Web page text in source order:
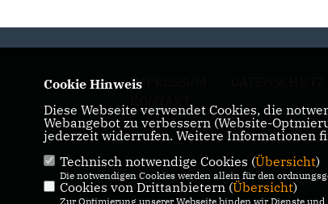
IMPRESSUM
Cookie Hinweis
Diese Webseite verwendet Cookies, die
Webangebot zu verbessern (Website-
jederzeit widerrufen. Weitere Informationen
Technisch notwendige Cookies (Übersicht)
Die notwendigen Cookies werden allein für den
Cookies von Drittanbietern (Übersicht)
Zur Optimierung unserer Webseite binden wir Dienste